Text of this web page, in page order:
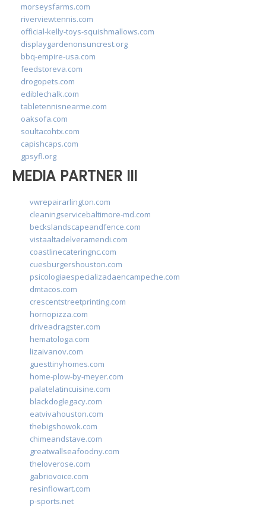
morseysfarms.com
riverviewtennis.com
official-kelly-toys-squishmallows.com
displaygardenonsuncrest.org
bbq-empire-usa.com
feedstoreva.com
drogopets.com
ediblechalk.com
tabletennisnearme.com
oaksofa.com
soultacohtx.com
capishcaps.com
gpsyfl.org
MEDIA PARTNER III
vwrepairarlington.com
cleaningservicebaltimore-md.com
beckslandscapeandfence.com
vistaaltadelveramendi.com
coastlinecateringnc.com
cuesburgershouston.com
psicologiaespecializadaencampeche.com
dmtacos.com
crescentstreetprinting.com
hornopizza.com
driveadragster.com
hematologa.com
lizaivanov.com
guesttinyhomes.com
home-plow-by-meyer.com
palatelatincuisine.com
blackdoglegacy.com
eatvivahouston.com
thebigshowok.com
chimeandstave.com
greatwallseafoodny.com
theloverose.com
gabriovoice.com
resinflowart.com
p-sports.net